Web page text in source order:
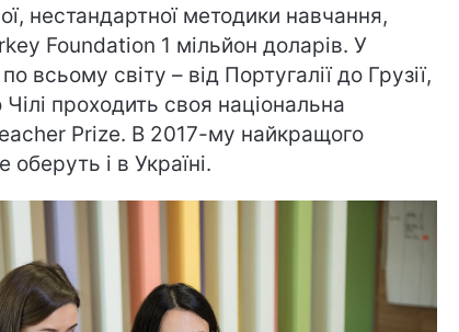
нестандартної методики навчання,
Foundation 1 мільйон доларів. У
всьому світу – від Португалії до Грузії,
проходить своя національна
Prizе. В 2017-му найкращого
і в Україні.